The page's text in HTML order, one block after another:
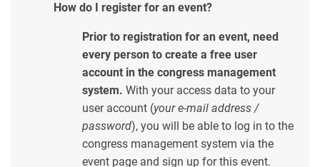
How do I register for an event?
Prior to registration for an event, need
every person to create a free user
account in the congress management
system. With your access data to your
user account (your e-mail address /
password), you will be able to log in to the
congress management system via the
event page and sign up for this event.